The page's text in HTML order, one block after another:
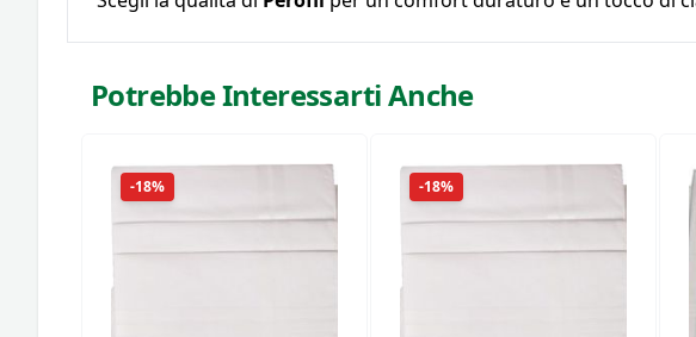
Potrebbe Interessarti Anche
-18% -18%